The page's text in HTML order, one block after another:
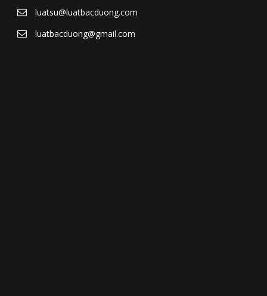
luatsu@luatbacduong.com
luatbacduong@gmail.com